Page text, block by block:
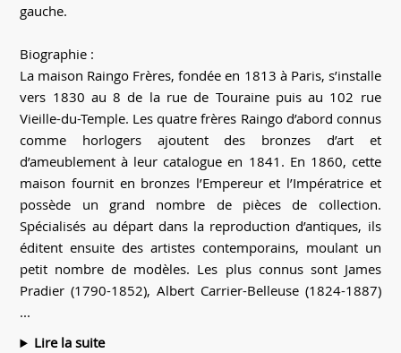
gauche.
Biographie :
La maison Raingo Frères, fondée en 1813 à Paris, s’installe
vers 1830 au 8 de la rue de Touraine puis au 102 rue
Vieille-du-Temple. Les quatre frères Raingo d’abord connus
comme horlogers ajoutent des bronzes d’art et
d’ameublement à leur catalogue en 1841. En 1860, cette
maison fournit en bronzes l’Empereur et l’Impératrice et
possède un grand nombre de pièces de collection.
Spécialisés au départ dans la reproduction d’antiques, ils
éditent ensuite des artistes contemporains, moulant un
petit nombre de modèles. Les plus connus sont James
Pradier (1790-1852), Albert Carrier-Belleuse (1824-1887)
...
Lire la suite